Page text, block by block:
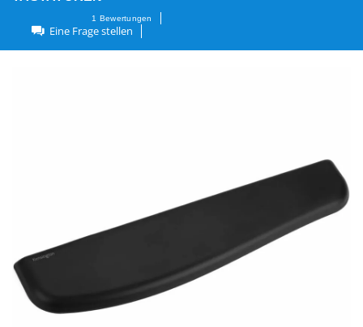
1 Bewertungen
Eine Frage stellen